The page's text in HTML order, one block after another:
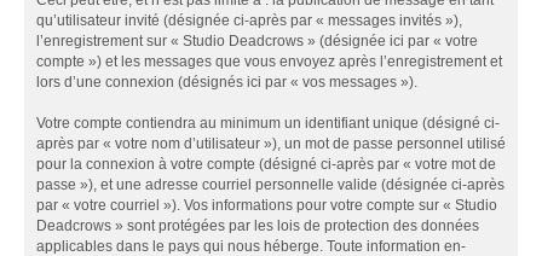
qu’utilisateur invité (désignée ci-après par « messages invités »),
l’enregistrement sur « Studio Deadcrows » (désignée ici par « votre
compte ») et les messages que vous envoyez après l’enregistrement et
lors d’une connexion (désignés ici par « vos messages »).
Votre compte contiendra au minimum un identifiant unique (désigné ci-
après par « votre nom d’utilisateur »), un mot de passe personnel utilisé
pour la connexion à votre compte (désigné ci-après par « votre mot de
passe »), et une adresse courriel personnelle valide (désignée ci-après
par « votre courriel »). Vos informations pour votre compte sur « Studio
Deadcrows » sont protégées par les lois de protection des données
applicables dans le pays qui nous héberge. Toute information en-